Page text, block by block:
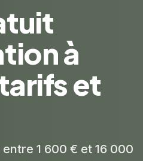
à
et
1 600 € et 16 000